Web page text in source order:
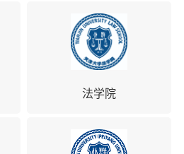
法学院